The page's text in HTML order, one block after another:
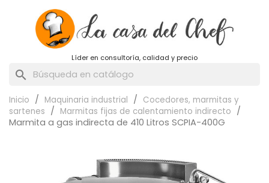
Líder en consultoría, calidad y precio
search
Inicio Maquinaria industrial
Cocedores, marmitas y
sartenes
Marmitas fijas de calentamiento indirecto
Marmita a gas indirecta de 410 Litros SCPIA-400G